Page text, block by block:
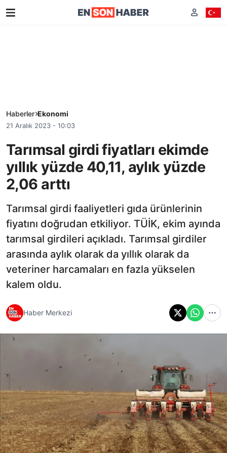
Haberler Ekonomi
21 Aralık 2023 - 10:03
Tarımsal girdi fiyatları ekimde
yıllık yüzde 40,11, aylık yüzde
2,06 arttı
Tarımsal girdi faaliyetleri gıda ürünlerinin
fiyatını doğrudan etkiliyor. TÜİK, ekim ayında
tarımsal girdileri açıkladı. Tarımsal girdiler
arasında aylık olarak da yıllık olarak da
veteriner harcamaları en fazla yükselen
kalem oldu.
Haber Merkezi